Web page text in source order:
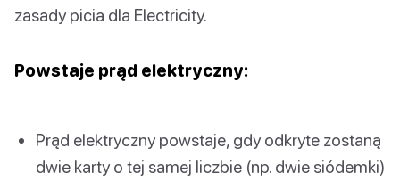
zasady picia dla Electricity.
Powstaje prąd elektryczny:
Prąd elektryczny powstaje, gdy odkryte zostaną
dwie karty o tej samej liczbie (np. dwie siódemki)